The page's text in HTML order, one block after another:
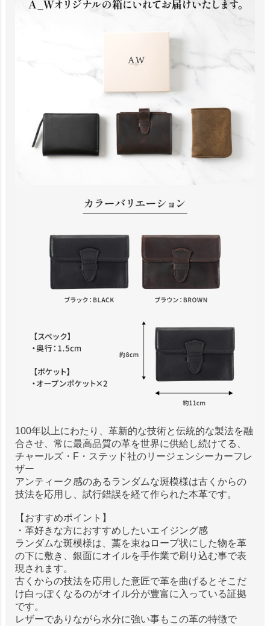
100年以上にわたり、革新的な技術と伝統的な製法を融
合させ、常に最高品質の革を世界に供給し続けてる、
チャールズ・F・ステッド社のリージェンシーカーフレ
ザー
アンティーク感のあるランダムな斑模様は古くからの
技法を応用し、試行錯誤を経て作られた本革です。
【おすすめポイント】
・革好きな方におすすめしたいエイジング感
ランダムな斑模様は、藁を束ねロープ状にした物を革
の下に敷き、銀面にオイルを手作業で刷り込む事で表
現されます。
古くからの技法を応用した意匠で革を曲げるとそこだ
け白っぽくなるのがオイル分が豊富に入っている証拠
です。
レザーでありながら水分に強い事もこの革の特徴で